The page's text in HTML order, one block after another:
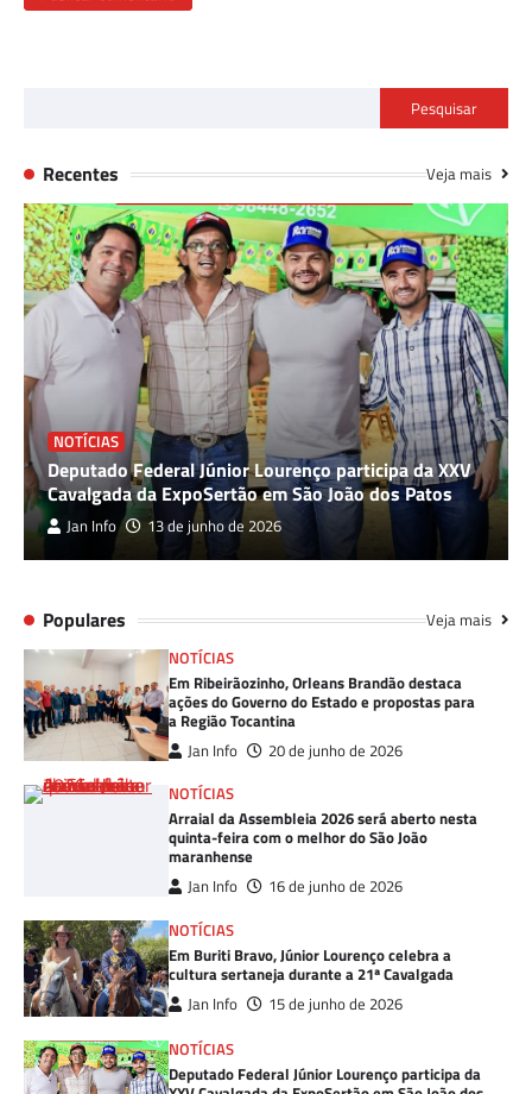
Pesquisar
Recentes Veja mais
NOTÍCIAS
Deputado Federal Júnior Lourenço participa da XXV
Cavalgada da ExpoSertão em São João dos Patos
Jan Info 13 de junho de 2026
Populares Veja mais
NOTÍCIAS
Em Ribeirãozinho, Orleans Brandão destaca
ações do Governo do Estado e propostas para
a Região Tocantina
Jan Info
20 de junho de 2026
NOTÍCIAS
Arraial da Assembleia 2026 será aberto nesta
quinta-feira com o melhor do São João
maranhense
Jan Info
16 de junho de 2026
NOTÍCIAS
Em Buriti Bravo, Júnior Lourenço celebra a
cultura sertaneja durante a 21ª Cavalgada
Jan Info
15 de junho de 2026
NOTÍCIAS
Deputado Federal Júnior Lourenço participa da